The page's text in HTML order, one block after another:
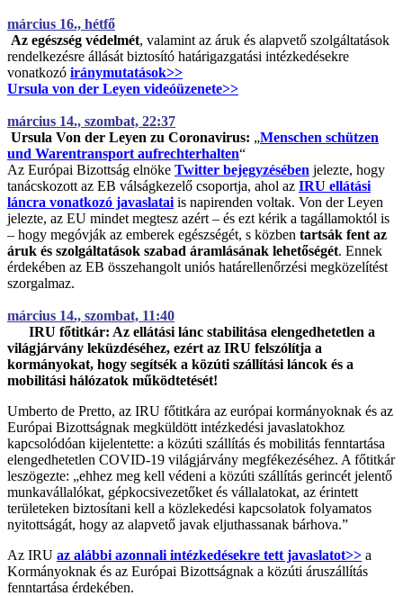
március 16., hétfő
Az egészség védelmét, valamint az áruk és alapvető szolgáltatások
rendelkezésre állását biztosító határigazgatási intézkedésekre
vonatkozó iránymutatások>>
Ursula von der Leyen videóüzenete>>
március 14., szombat, 22:37
Ursula Von der Leyen zu Coronavirus: „Menschen schützen
und Warentransport aufrechterhalten“
Az Európai Bizottság elnöke Twitter bejegyzésében jelezte, hogy
tanácskozott az EB válságkezelő csoportja, ahol az IRU ellátási
láncra vonatkozó javaslatai is napirenden voltak. Von der Leyen
jelezte, az EU mindet megtesz azért – és ezt kérik a tagállamoktól is
– hogy megóvják az emberek egészségét, s közben tartsák fent az
áruk és szolgáltatások szabad áramlásának lehetőségét. Ennek
érdekében az EB összehangolt uniós határellenőrzési megközelítést
szorgalmaz.
március 14., szombat, 11:40
IRU főtitkár: Az ellátási lánc stabilitása elengedhetetlen a
világjárvány leküzdéséhez, ezért az IRU felszólítja a
kormányokat, hogy segítsék a közúti szállítási láncok és a
mobilitási hálózatok működtetését!
Umberto de Pretto, az IRU főtitkára az európai kormányoknak és az
Európai Bizottságnak megküldött intézkedési javaslatokhoz
kapcsolódóan kijelentette: a közúti szállítás és mobilitás fenntartása
elengedhetetlen COVID-19 világjárvány megfékezéséhez. A főtitkár
leszögezte: „ehhez meg kell védeni a közúti szállítás gerincét jelentő
munkavállalókat, gépkocsivezetőket és vállalatokat, az érintett
területeken biztosítani kell a közlekedési kapcsolatok folyamatos
nyitottságát, hogy az alapvető javak eljuthassanak bárhova.”
Az IRU az alábbi azonnali intézkedésekre tett javaslatot>> a
Kormányoknak és az Európai Bizottságnak a közúti áruszállítás
fenntartása érdekében.